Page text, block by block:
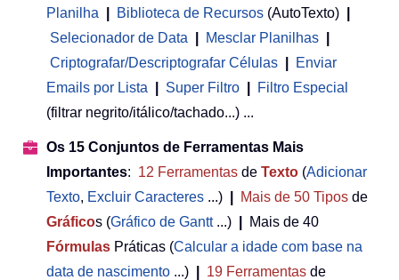
Planilha
Biblioteca de Recursos (AutoTexto)
Selecionador de Data
Mesclar Planilhas
Criptografar/Descriptografar Células
Enviar
Emails por Lista
Super Filtro
Filtro Especial
(filtrar negrito/itálico/tachado...) ...
Os 15 Conjuntos de Ferramentas Mais
Importantes: 12 Ferramentas de Texto (Adicionar
Texto, Excluir Caracteres ...) Mais de 50 Tipos de
Gráficos (Gráfico de Gantt...)
Mais de 40
Fórmulas Práticas (Calcular a idade com base na
data de nascimento ...) 19 Ferramentas de